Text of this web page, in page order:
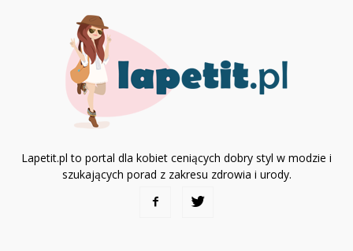
Lapetit.pl to portal dla kobiet ceniących dobry styl w modzie i
szukających porad z zakresu zdrowia i urody.